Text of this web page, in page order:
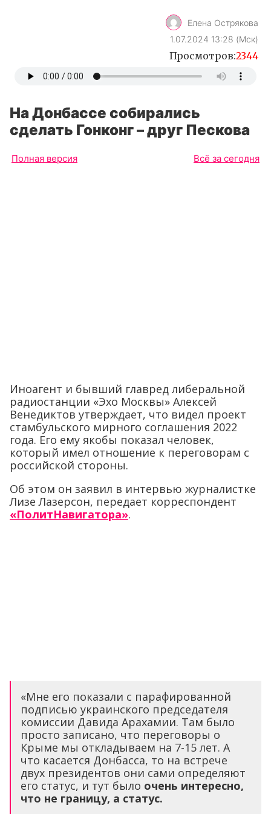
Елена Острякова
1.07.2024 13:28 (Мск)
Просмотров:2344
На Донбассе собирались
сделать Гонконг – друг Пескова
Полная версия Всё за сегодня
Иноагент и бывший главред либеральной
радиостанции «Эхо Москвы» Алексей
Венедиктов утверждает, что видел проект
стамбульского мирного соглашения 2022
года. Его ему якобы показал человек,
который имел отношение к переговорам с
российской стороны.
Об этом он заявил в интервью журналистке
Лизе Лазерсон, передает корреспондент
«ПолитНавигатора».
«Мне его показали с парафированной
подписью украинского председателя
комиссии Давида Арахамии. Там было
просто записано, что переговоры о
Крыме мы откладываем на 7-15 лет. А
что касается Донбасса, то на встрече
двух президентов они сами определяют
его статус, и тут было очень интересно,
что не границу, а статус.